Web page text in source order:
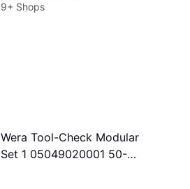
9+ Shops
Wera Tool-Check Modular
Set 1 05049020001 50-